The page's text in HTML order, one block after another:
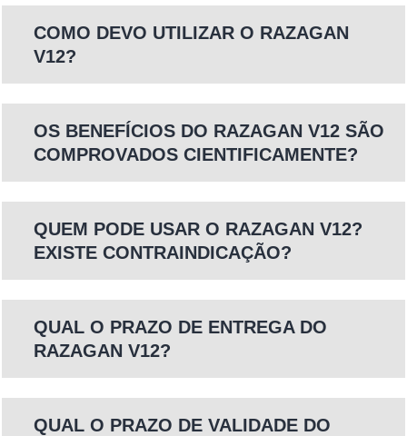
COMO DEVO UTILIZAR O RAZAGAN
V12?
OS BENEFÍCIOS DO RAZAGAN V12 SÃO
COMPROVADOS CIENTIFICAMENTE?
QUEM PODE USAR O RAZAGAN V12?
EXISTE CONTRAINDICAÇÃO?
QUAL O PRAZO DE ENTREGA DO
RAZAGAN V12?
QUAL O PRAZO DE VALIDADE DO